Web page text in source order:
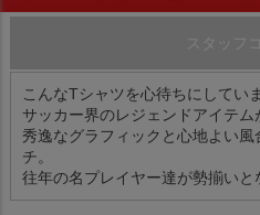
スタッフ
こんなTシャツを心待ちにしてい
サッカー界のレジェンドアイテム
秀逸なグラフィックと心地よい
チ。
往年の名プレイヤー達が勢揃いと